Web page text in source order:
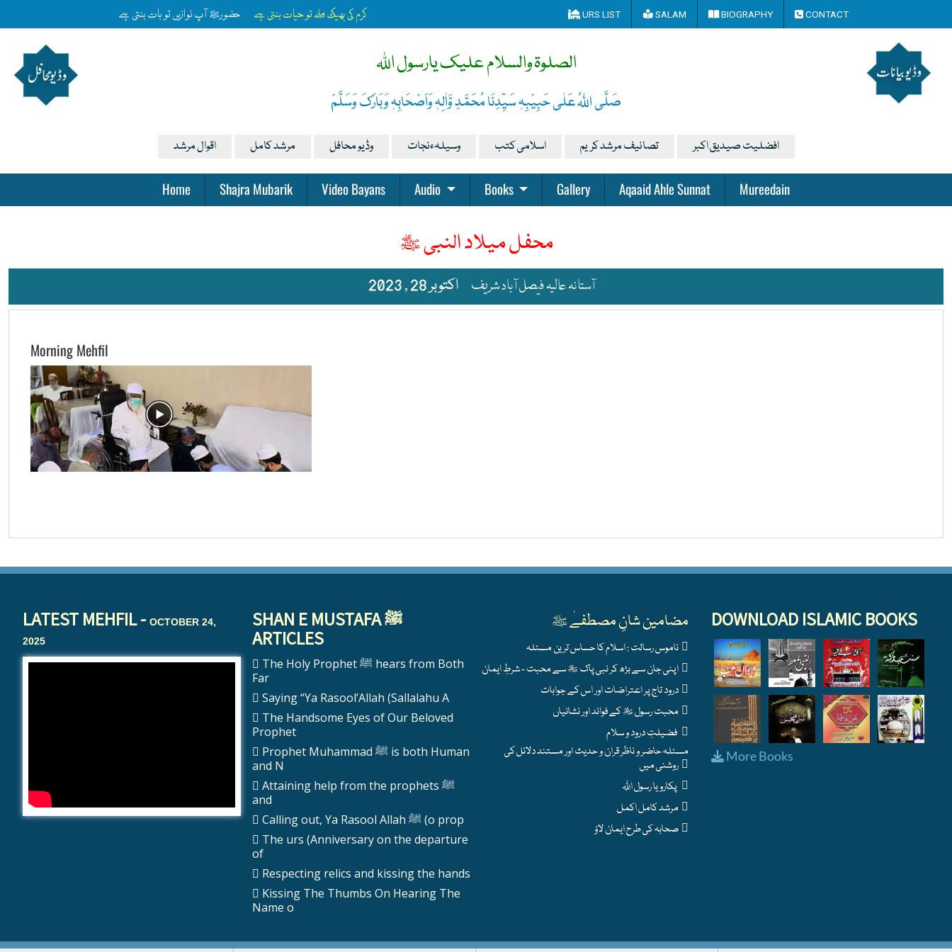
کرم کی بھیک ملے تو حیات بنتی ہے حضورﷺ آپ نوازیں تو بات بنتی ہے URS LIST SALAM BIOGRAPHY CONTACT
الصلوۃ والسلام علیک یارسول اللہ
صَلَّی اللہُ عَلٰی حَبِیْبِہٖ سَیِّدِنَا مُحَمَّدِ وَّاٰلِہٖ وَاَصْحَابِہٖ وَبَارَکَ وَسَلَّمْ
اقوال مرشد مرشد کامل وڈیو محافل وسیلہءنجات اسلامی کتب تصانیف مرشد کریم افضلیت صیدیق اکبر
Home Shajra Mubarik Video Bayans Audio Books Gallery Aqaaid Ahle Sunnat Mureedain
محفل میلاد النبی ﷺ
اکتوبر 28 , 2023 آستانہ عالیہ فیصل آباد شریف
Morning Mehfil
LATEST MEHFIL - OCTOBER 24,
2025
SHAN E MUSTAFA ﷺ
ARTICLES
The Holy Prophet ﷺ hears from Both
Far
Saying “Ya Rasool’Allah (Sallalahu A
The Handsome Eyes of Our Beloved
Prophet
Prophet Muhammad ﷺ is both Human
and N
Attaining help from the prophets ﷺ
and
Calling out, Ya Rasool Allah ﷺ (o prop
The urs (Anniversary on the departure
of
Respecting relics and kissing the hands
Kissing The Thumbs On Hearing The
Name o
مضامین شانِ مصطفےٰ ﷺ
مسئلہ حاضر و ناظر قران و حدیث اور مستند دلائل کی
DOWNLOAD ISLAMIC BOOKS
More Books